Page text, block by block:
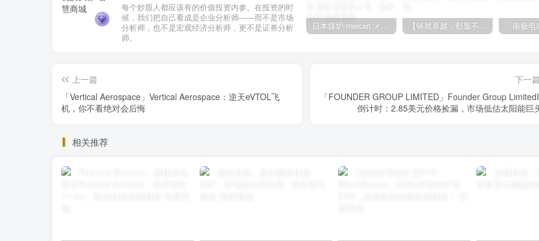
每个炒股人都应该有的价值投资内参。在投资的时
候，我们把自己看成是企业分析师——而不是市场
分析师，也不是宏观经济分析师，更不是证券分析
师。
日本煤炉 mercari メルカリ cookie提取技术 安卓 苹果 雷电模拟器都可提取,指纹浏览器上号。技术支持 【铸就卓越，彰显不凡】顶级财富管理机构专属官网设计与咨询
上一篇
「Vertical Aerospace」Vertical Aerospace：逆天eVTOL飞
机，你不看绝对会后悔
下一
「FOUNDER GROUP LIMITED」Founder Group
倒计时：2.85美元价格捡漏，市场低估太阳能巨
相关推荐